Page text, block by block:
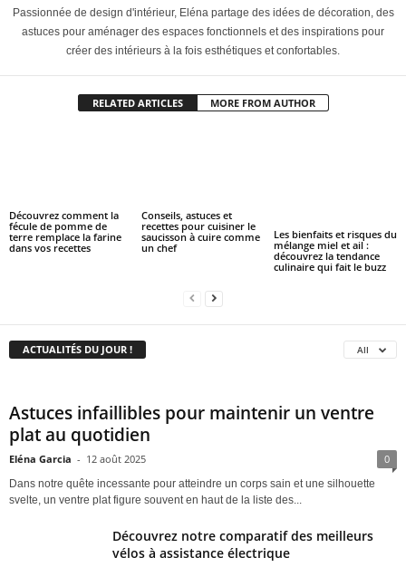
Passionnée de design d'intérieur, Eléna partage des idées de décoration, des
astuces pour aménager des espaces fonctionnels et des inspirations pour
créer des intérieurs à la fois esthétiques et confortables.
RELATED ARTICLES MORE FROM AUTHOR
Découvrez comment la
fécule de pomme de
terre remplace la farine
dans vos recettes
Conseils, astuces et
recettes pour cuisiner le
saucisson à cuire comme
un chef
Les bienfaits et risques du
mélange miel et ail :
découvrez la tendance
culinaire qui fait le buzz
ACTUALITÉS DU JOUR ! All
Astuces infaillibles pour maintenir un ventre
plat au quotidien
Eléna Garcia - 12 août 2025 0
Dans notre quête incessante pour atteindre un corps sain et une silhouette
svelte, un ventre plat figure souvent en haut de la liste des...
Découvrez notre comparatif des meilleurs
vélos à assistance électrique